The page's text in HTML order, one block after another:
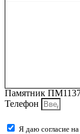
Памятник ПМ1137
Телефон
Я даю согласие на